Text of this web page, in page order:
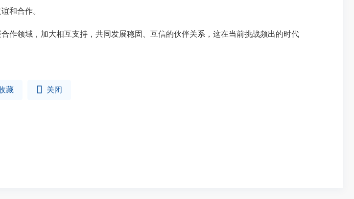
和合作。
领域，加大相互支持，共同发展稳固、互信的伙伴关系，这在当前挑战频出的时代
藏  关闭